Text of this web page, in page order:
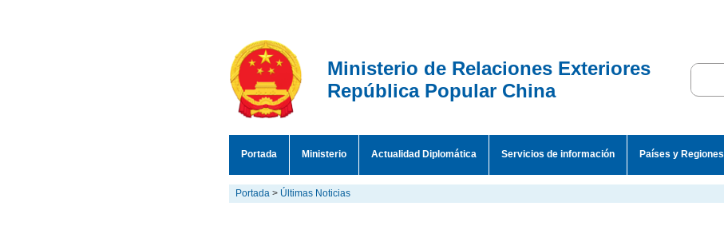
Ministerio de Relaciones Exteriores
República Popular China
Portada Ministerio Actualidad Diplomática Servicios de información Países y Regiones
Portada > Últimas Noticias